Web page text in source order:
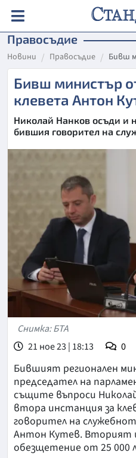
Правосъдие
Новини Правосъдие Бивш
Бивш министър
клевета Антон
Николай Нанков осъди и
бившия говорител на
Снимка: БТА
21 ное 23 | 18:13
0
Бившият регионален
председател на
същите въпроси
втора инстанция за
говорител на
Антон Кутев. Вторият
обезщетение от 25 000